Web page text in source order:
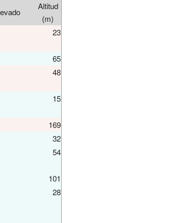
Altitud
(m)
23
65
48
15
169
32
54
101
28